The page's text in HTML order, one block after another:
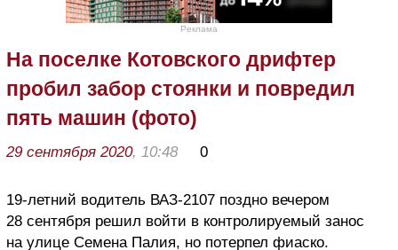
Реклама
На поселке Котовского дрифтер
пробил забор стоянки и повредил
пять машин (фото)
29 сентября 2020, 10:48 0
19-летний водитель ВАЗ-2107 поздно вечером
28 сентября решил войти в контролируемый занос
на улице Семена Палия, но потерпел фиаско.